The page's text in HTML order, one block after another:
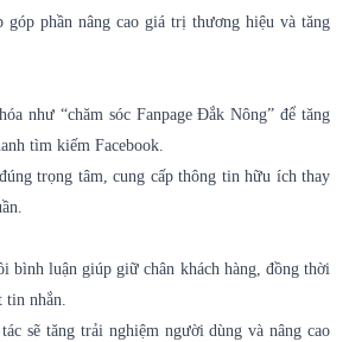
góp phần nâng cao giá trị thương hiệu và tăng
như “chăm sóc FanpageĐắk Nông” để tăng
tìm kiếm Facebook.
trọng tâm, cung cấp thông tin hữu ích thay
bình luận giúp giữ chân khách hàng, đồng thời
tin nhắn.
sẽ tăng trải nghiệm người dùng và nâng cao